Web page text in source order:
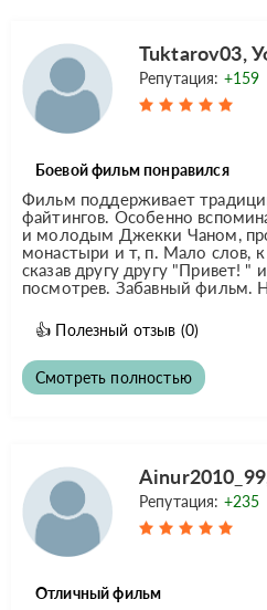
Tuktarov03,
Репутация: +159
Боевой фильм понравился
Фильм поддерживает
файтингов. Особенно
и молодым Джекки Чаном,
монастыри и т, п. Мало слов, к
сказав другу другу "Привет! "
посмотрев. Забавный фильм.
👍 Полезный отзыв (0)
Смотреть полностью
Репутация: +235
Отличный фильм